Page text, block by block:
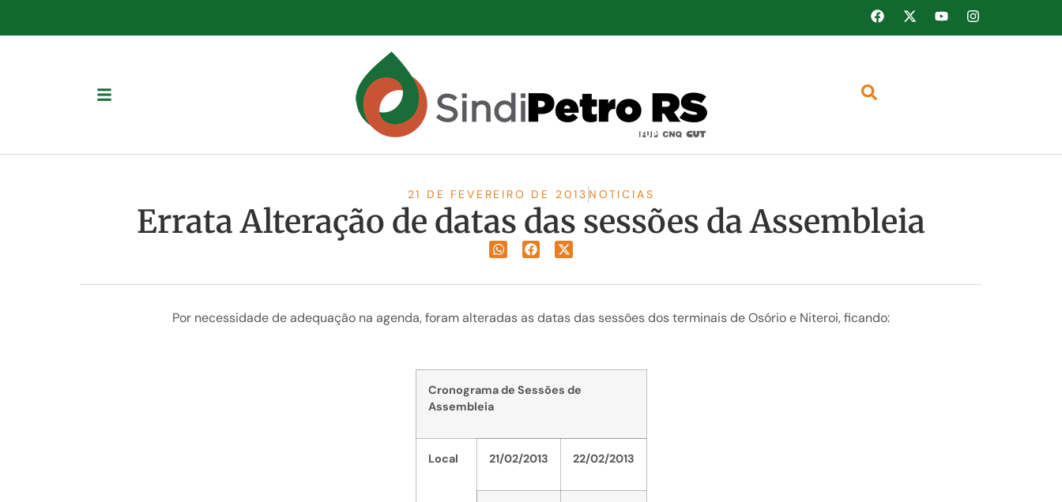
21 DE FEVEREIRO DE 2013 NOTICIAS
Errata Alteração de datas das sessões da Assembleia
Por necessidade de adequação na agenda, foram alteradas as datas das sessões dos terminais de Osório e Niteroi, ficando:
Cronograma de Sessões de
Assembleia
Local 21/02/2013 22/02/2013